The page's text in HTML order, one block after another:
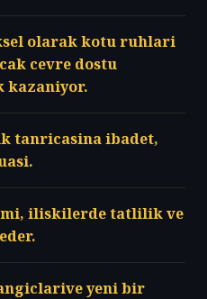
olarak kotu ruhlari
cevre dostu
tanricasina ibadet,
iliskilerde tatlilik ve
yeni bir